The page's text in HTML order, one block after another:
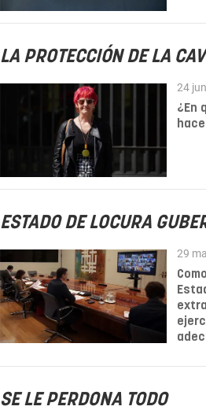
LA PROTECCIÓN DE LA
24
¿En
ESTADO DE LOCURA
29
SE LE PERDONA TODO